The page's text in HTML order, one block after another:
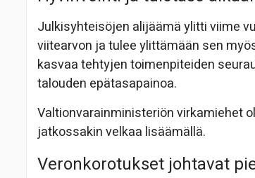
Julkisyhteisöjen alijäämä ylitti viime
viitearvon ja tulee ylittämään sen
kasvaa tehtyjen toimenpiteiden
talouden epätasapainoa.
Valtionvarainministeriön virkamiehet
jatkossakin velkaa lisäämällä.
Veronkorotukset johtavat